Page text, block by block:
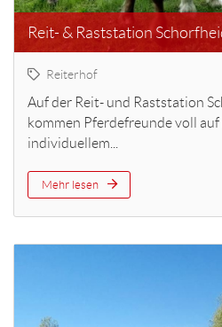
Reit- & Raststation
Reiterhof
Auf der Reit- und Raststation
kommen Pferdefreunde voll
individuellem...
Mehr lesen